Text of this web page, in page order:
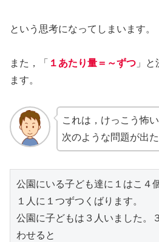
という思考になってしまいます。
また，「 １あたり量＝～ずつ 」
ます。
これは，けっこう怖い
次のような問題が出
公園にいる子ども達に１はこ４
１人に１つずつくばります。
公園に子どもは３人いました。
わせると